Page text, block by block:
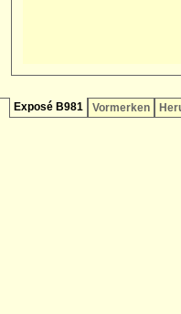
Exposé B981 Vormerken